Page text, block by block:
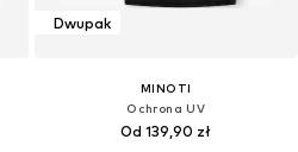
Dwupak
MINOTI
Ochrona UV
Od 139,90 zł